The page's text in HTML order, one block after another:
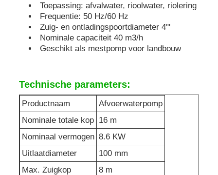
Geraffineerd met een laag geluid
Onderhoud van de generator
Lasgeneratorset
generatordieselmotor
afvalwaterpomp
Toepassing: afvalwater, rioolwater, riolering
Frequentie: 50 Hz/60 Hz
Zuig- en ontladingspoortdiameter 4'"
Nominale capaciteit 40 m3/h
Geschikt als mestpomp voor landbouw
Technische parameters:
Productnaam
Afvoerwaterpomp
Nominale totale kop 16 m
Nominaal vermogen 8.6 KW
Uitlaatdiameter
100 mm
Max. Zuigkop
8 m